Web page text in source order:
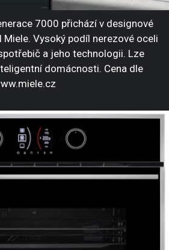
7000 přichází v designové
Vysoký podíl nerezové oceli
a jeho technologii. Lze
domácnosti. Cena dle